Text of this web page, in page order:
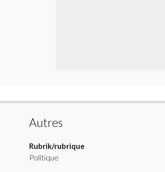
Autres
Rubrik/rubrique
Politique